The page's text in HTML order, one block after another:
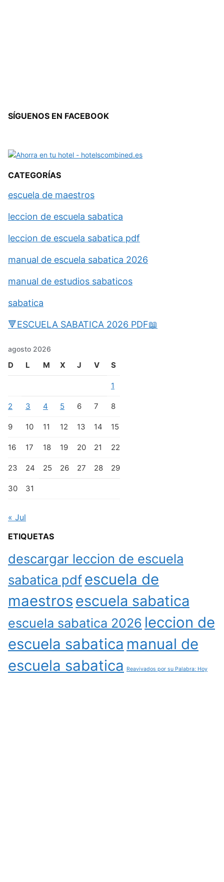
SÍGUENOS EN FACEBOOK
CATEGORÍAS
escuela de maestros
leccion de escuela sabatica
leccion de escuela sabatica pdf
manual de escuela sabatica 2026
manual de estudios sabaticos
sabatica
🔻ESCUELA SABATICA 2026 PDF📖
agosto 2026
D L M X J V S
1
2 3 4 5 6 7 8
9 10 11 12 13 14 15
16 17 18 19 20 21 22
23 24 25 26 27 28 29
30 31
« Jul
ETIQUETAS
descargar leccion de escuela
sabatica pdfescuela de
maestros escuela sabatica
escuela sabatica 2026 leccion de
escuela sabatica manual de
escuela sabatica
Reavivados por su Palabra: Hoy